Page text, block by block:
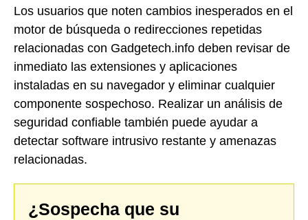
Los usuarios que noten cambios inesperados en el
motor de búsqueda o redirecciones repetidas
relacionadas con Gadgetech.info deben revisar de
inmediato las extensiones y aplicaciones
instaladas en su navegador y eliminar cualquier
componente sospechoso. Realizar un análisis de
seguridad confiable también puede ayudar a
detectar software intrusivo restante y amenazas
relacionadas.
¿Sospecha que su